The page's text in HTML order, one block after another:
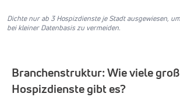
Dichte nur ab 3 Hospizdienste je Stadt ausgewiesen,
bei kleiner Datenbasis zu vermeiden.
Branchenstruktur: Wie viele
Hospizdienste gibt es?